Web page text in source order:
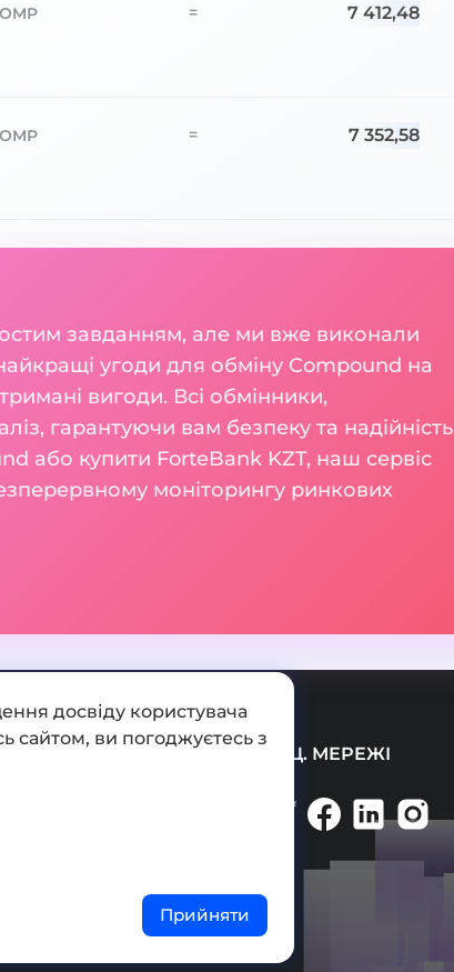
= 7 412,48
= 7 352,58
завданням, але ми вже виконали
угоди для обміну Compound на
вигоди. Всі обмінники,
гарантуючи вам безпеку та надійність
або купити ForteBank KZT, наш сервіс
моніторингу ринкових
обмінник
конфіденційності
СОЦ. МЕРЕЖІ
досвіду користувача
сайтом, ви погоджуєтесь з
Прийняти